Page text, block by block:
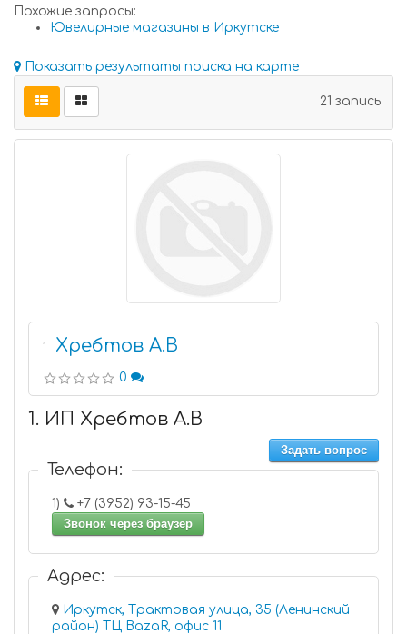
Похожие запросы:
Ювелирные магазины в Иркутске
Показать результаты поиска на карте
21 запись
1 Хребтов А.В
0
1. ИП Хребтов А.В
Задать вопрос
Телефон:
1)
+7 (3952) 93-15-45
Звонок через браузер
Адрес:
Иркутск, Трактовая улица, 35 (Ленинский
район) ТЦ BazaR, офис 11